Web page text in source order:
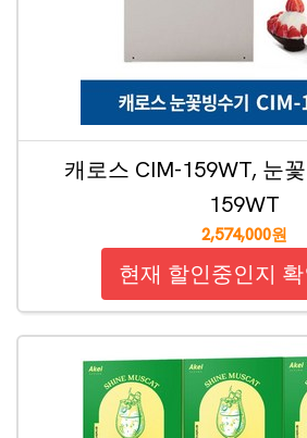
캐로스 CIM-159WT, 눈
159WT
2,574,000원
현재 할인중인지